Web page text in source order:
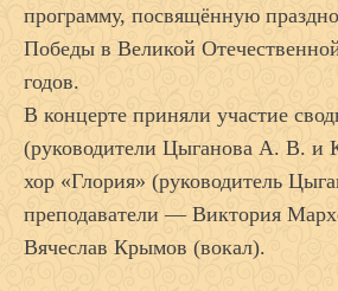
программу, посвящённую
Победы в Великой
годов.
В концерте приняли участие
(руководители Цыганова А. В. и
хор «Глория» (руководитель
преподаватели — Виктория
Вячеслав Крымов (вокал).